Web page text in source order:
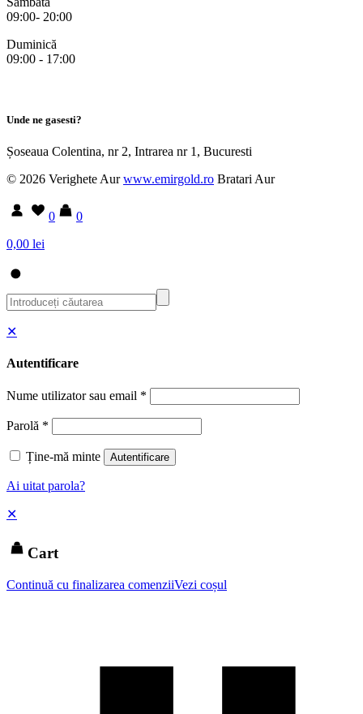
09:00- 20:00
Duminică
09:00 - 17:00
Unde ne gasesti?
Șoseaua Colentina, nr 2, Intrarea nr 1, Bucuresti
© 2026 Verighete Aurwww.emirgold.ro Bratari Aur
0
0
0,00 lei
✕
Autentificare
Nume utilizator sau email *
Parolă *
Ține-mă minte Autentificare
Ai uitat parola?
✕
Cart
Continuă cu finalizarea comenziiVezi coșul